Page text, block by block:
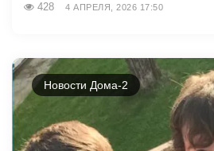
428 4 АПРЕЛЯ, 2026 17:50
Новости Дома-2